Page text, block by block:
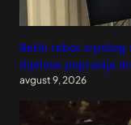
Bečki robot
dijelove popravlja
avgust 9, 2026